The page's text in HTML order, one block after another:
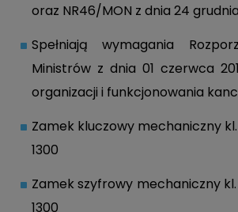
oraz NR46/MON z dnia 24 grudnia
Spełniają wymagania
Ministrów z dnia 01 czerwca
organizacji i funkcjonowania
Zamek kluczowy mechaniczny
1300
Zamek szyfrowy mechaniczny
1300